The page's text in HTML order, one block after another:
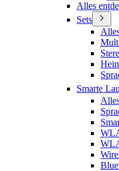
Alles
Sets
Smarte